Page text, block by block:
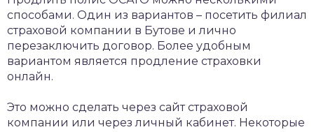
способами. Один из вариантов – посетить филиал
страховой компании в Бутове и лично
перезаключить договор. Более удобным
вариантом является продление страховки
онлайн.
Это можно сделать через сайт страховой
компании или через личный кабинет. Некоторые